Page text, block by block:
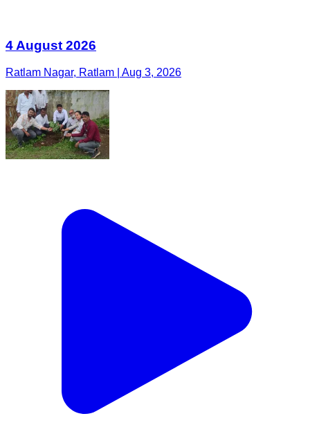
4 August 2026
Ratlam Nagar, Ratlam | Aug 3, 2026